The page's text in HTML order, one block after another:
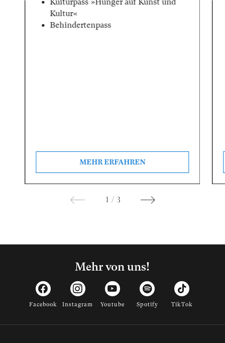
Kulturpass »Hunger auf Kunst und
Kultur«
Behindertenpass
MEHR ERFAHREN
1 / 3
Mehr von uns!
Facebook Instagram Youtube Spotify TikTok